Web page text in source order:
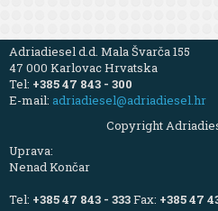
Adriadiesel d.d. Mala Švarča 155
47 000 Karlovac Hrvatska
Tel: +385 47 843 - 300
E-mail: adriadiesel@adriadiesel.hr
Copyright
Uprava:
Nenad Končar
Tel: +385 47 843 - 333Fax: +385 47